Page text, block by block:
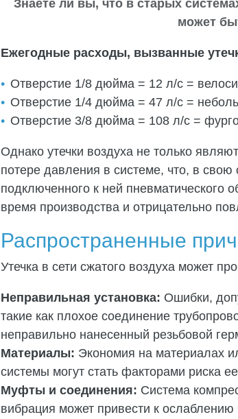
Знаете ли вы, что в старых
может
Ежегодные расходы, вызванные
Отверстие 1/8 дюйма = 12 л/с =
Отверстие 1/4 дюйма = 47 л/с =
Отверстие 3/8 дюйма = 108 л/с =
Однако утечки воздуха не только
потере давления в системе, что, в
подключенного к ней пневматического
время производства и отрицательно
Распространенные
Утечка в сети сжатого воздуха может
Неправильная установка: Ошибки,
такие как плохое соединение
неправильно нанесенный резьбовой
Материалы: Экономия на материалах
системы могут стать факторами риска
Муфты и соединения: Система
вибрация может привести к